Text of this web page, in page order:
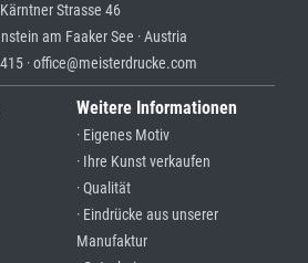
Kärntner Strasse 46
am Faaker See · Austria
· office@meisterdrucke.com
Weitere Informationen
· Eigenes Motiv
· Ihre Kunst verkaufen
· Qualität
· Eindrücke aus unserer
Manufaktur